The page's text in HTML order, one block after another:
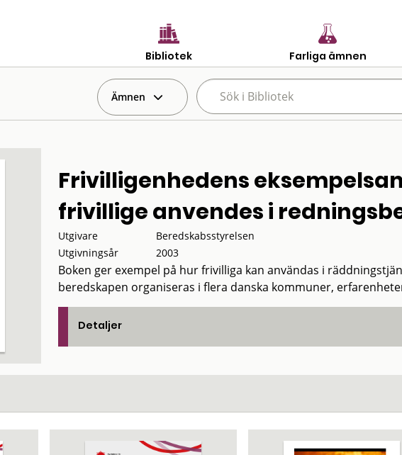
Bibliotek Farliga ämnen
Ämnen
Frivilligenhedens
frivillige anvendes i
Utgivare
Beredskabsstyrelsen
Utgivningsår
2003
Boken ger exempel på hur frivilliga kan användas i
beredskapen organiseras i flera danska kommuner,
Detaljer